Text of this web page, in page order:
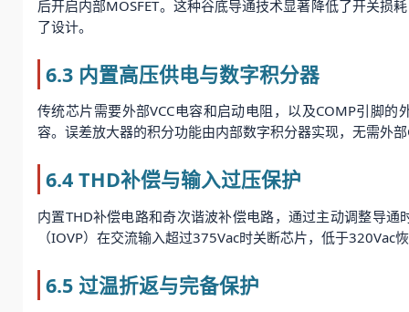
后开启内部MOSFET。这种谷底导通技术显著降低了开关
了设计。
6.3 内置高压供电与数字积分器
传统芯片需要外部VCC电容和启动电阻，以及COMP引脚的
容。误差放大器的积分功能由内部数字积分器实现，无需外
6.4 THD补偿与输入过压保护
内置THD补偿电路和奇次谐波补偿电路，通过主动调整导
（IOVP）在交流输入超过375Vac时关断芯片，低于320Vac
6.5 过温折返与完备保护